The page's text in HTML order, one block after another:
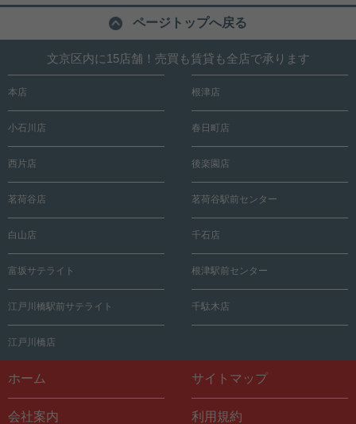
ページトップへ戻る
文京区内に15店舗！売買も賃貸も全店で承ります
本店 根津店
小石川店 春日町店
西片店 後楽園店
茗荷谷店 茗荷谷駅前センター
白山店 千石店
富坂サテライト 根津駅前センター
江戸川橋駅前サテライト 千駄木店
江戸川橋店
ホーム サイトマップ
会社案内 利用規約